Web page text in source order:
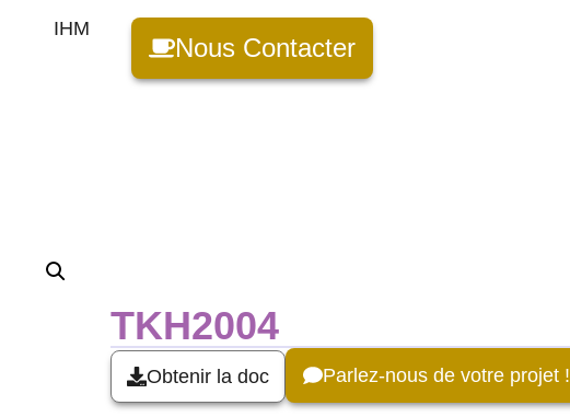
IHM
Nous Contacter
TKH2004
Obtenir la doc Parlez-nous de votre projet !